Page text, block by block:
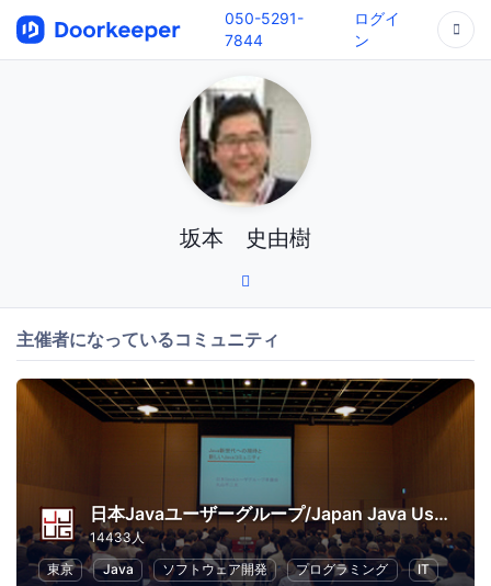
050-5291-
7844
ログイ
ン
坂本 史由樹
主催者になっているコミュニティ
日本Javaユーザーグループ/Japan Java User Group
14433人
東京
Java ソフトウェア開発 プログラミング IT